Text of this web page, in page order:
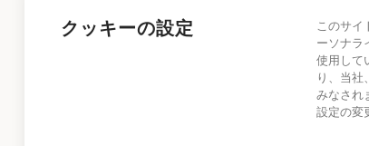
クッキーポ
クッキーの設定
このサイ
ーソナラ
使用して
り、当
みなされ
設定の変